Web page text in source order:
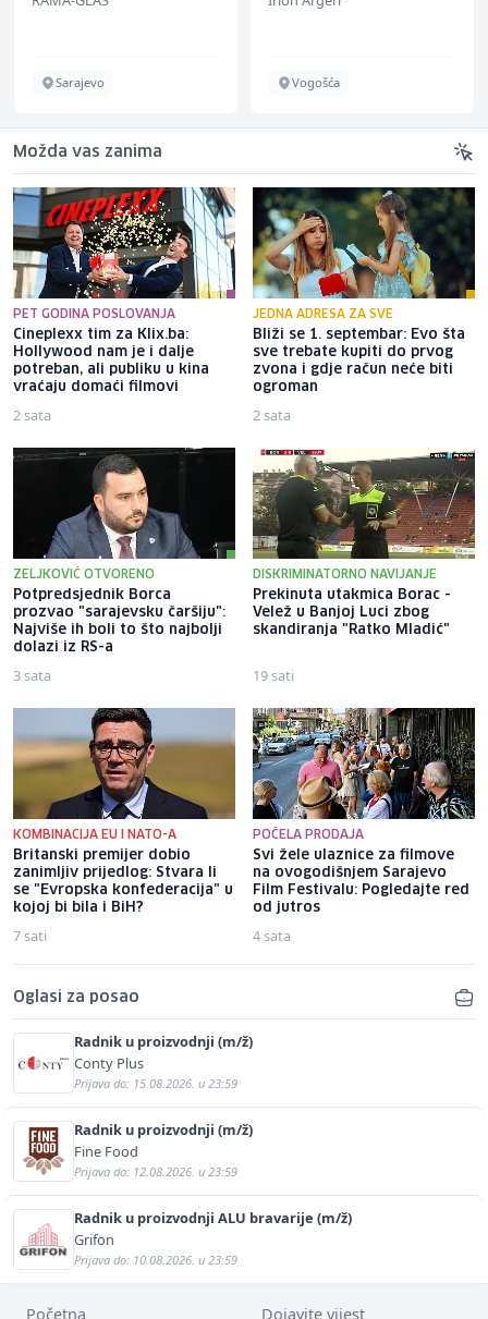
Sarajevo Vogošća
Možda vas zanima
PET GODINA POSLOVANJA
Cineplexx tim za Klix.ba:
Hollywood nam je i dalje
potreban, ali publiku u kina
vraćaju domaći filmovi
2 sata
JEDNA ADRESA ZA SVE
Bliži se 1. septembar: Evo šta
sve trebate kupiti do prvog
zvona i gdje račun neće biti
ogroman
2 sata
ZELJKOVIĆ OTVORENO
Potpredsjednik Borca
prozvao "sarajevsku čaršiju":
Najviše ih boli to što najbolji
dolazi iz RS-a
3 sata
DISKRIMINATORNO NAVIJANJE
Prekinuta utakmica Borac -
Velež u Banjoj Luci zbog
skandiranja "Ratko Mladić"
19 sati
KOMBINACIJA EU I NATO-A
Britanski premijer dobio
zanimljiv prijedlog: Stvara li
se "Evropska konfederacija" u
kojoj bi bila i BiH?
7 sati
POČELA PRODAJA
Svi žele ulaznice za filmove
na ovogodišnjem Sarajevo
Film Festivalu: Pogledajte red
od jutros
4 sata
Oglasi za posao
Radnik u proizvodnji (m/ž)
Conty Plus
Prijava do: 15.08.2026. u 23:59
Radnik u proizvodnji (m/ž)
Fine Food
Prijava do: 12.08.2026. u 23:59
Radnik u proizvodnji ALU bravarije (m/ž)
Grifon
Prijava do: 10.08.2026. u 23:59
Početna Dojavite vijest